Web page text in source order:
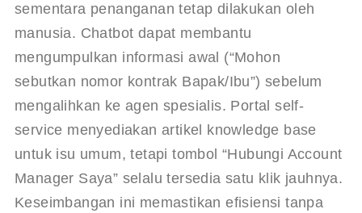
sementara penanganan tetap dilakukan oleh
manusia. Chatbot dapat membantu
mengumpulkan informasi awal (“Mohon
sebutkan nomor kontrak Bapak/Ibu”) sebelum
mengalihkan ke agen spesialis. Portal self-
service menyediakan artikel knowledge base
untuk isu umum, tetapi tombol “Hubungi Account
Manager Saya” selalu tersedia satu klik jauhnya.
Keseimbangan ini memastikan efisiensi tanpa